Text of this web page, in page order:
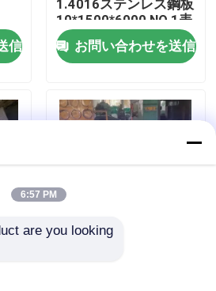
信
1.4016ステンレス鋼板
10*1500*6000 NO.1表
面
お問い合わせを送信
/
6:57 PM
are you looking